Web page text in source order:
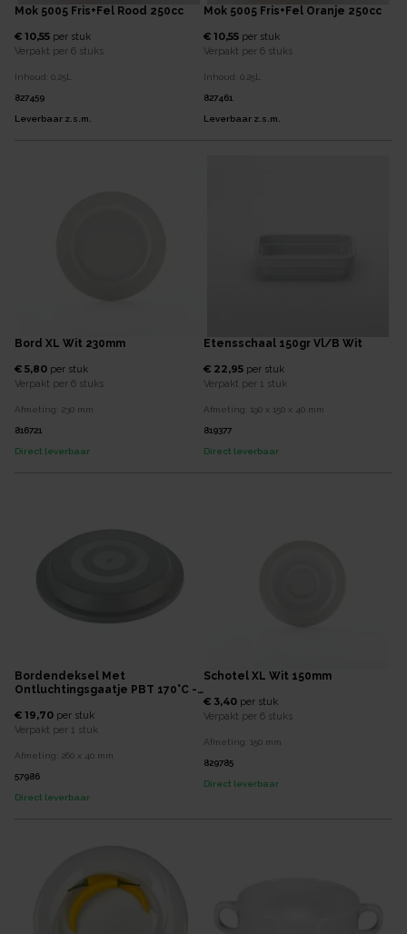
Mok 5005 Fris+Fel Rood 250cc
€ 10,55 per stuk
Verpakt per 6 stuks
Inhoud: 0,25L
827459
Leverbaar z.s.m.
Mok 5005 Fris+Fel Oranje 250cc
€ 10,55 per stuk
Verpakt per 6 stuks
Inhoud: 0,25L
827461
Leverbaar z.s.m.
Bord XL Wit 230mm
€ 5,80 per stuk
Verpakt per 6 stuks
Afmeting: 230 mm
816721
Direct leverbaar
Etensschaal 150gr Vl/b Wit
€ 22,95 per stuk
Verpakt per 1 stuk
Afmeting: 190 x 150 x 40 mm
819377
Direct leverbaar
Bordendeksel Met
Ontluchtingsgaatje PBT 170°C -
€ 19,70 per stuk
Verpakt per 1 stuk
Afmeting: 260 x 40 mm
57986
Direct leverbaar
Schotel XL Wit 150mm
€ 3,40 per stuk
Verpakt per 6 stuks
Afmeting: 150 mm
829785
Direct leverbaar